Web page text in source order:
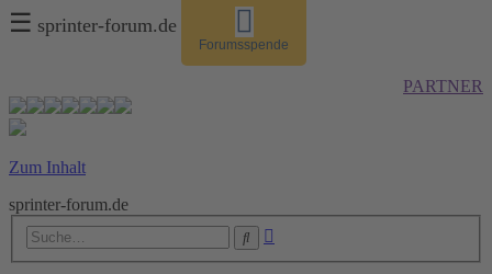
☰ sprinter-forum.de
Forumsspende
PARTNER
Zum Inhalt
sprinter-forum.de
Suche